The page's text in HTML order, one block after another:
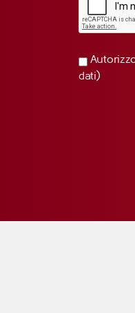
dati)